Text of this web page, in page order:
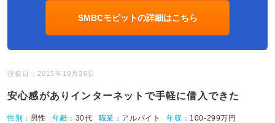
SMBCモビットの詳細はこちら
投稿日：2015年10月26日
安心感がありインターネットで手軽に借入できた
性別： 男性 年齢： 30代 職業： アルバイト 年収： 100-299万円